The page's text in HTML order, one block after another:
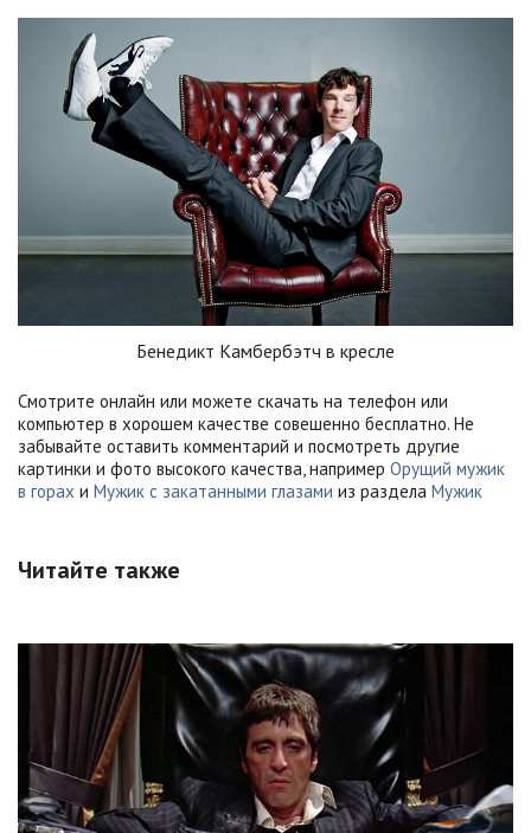
Бенедикт Камбербэтч в кресле
Смотрите онлайн или можете скачать на телефон или
компьютер в хорошем качестве совешенно бесплатно. Не
забывайте оставить комментарий и посмотреть другие
картинки и фото высокого качества, например Орущий мужик
в горах и Мужик с закатанными глазами из раздела Мужик
Читайте также